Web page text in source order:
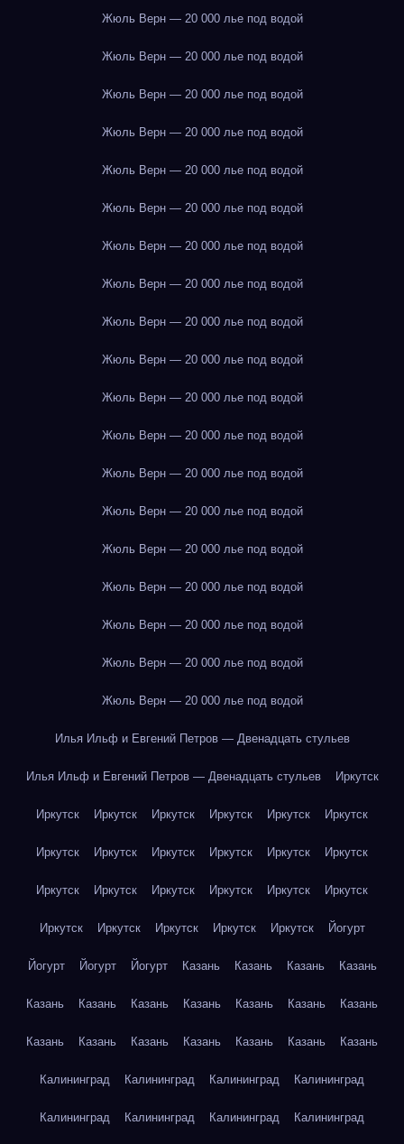
Жюль Верн — 20 000 лье под водой
Жюль Верн — 20 000 лье под водой
Жюль Верн — 20 000 лье под водой
Жюль Верн — 20 000 лье под водой
Жюль Верн — 20 000 лье под водой
Жюль Верн — 20 000 лье под водой
Жюль Верн — 20 000 лье под водой
Жюль Верн — 20 000 лье под водой
Жюль Верн — 20 000 лье под водой
Жюль Верн — 20 000 лье под водой
Жюль Верн — 20 000 лье под водой
Жюль Верн — 20 000 лье под водой
Жюль Верн — 20 000 лье под водой
Жюль Верн — 20 000 лье под водой
Жюль Верн — 20 000 лье под водой
Жюль Верн — 20 000 лье под водой
Жюль Верн — 20 000 лье под водой
Жюль Верн — 20 000 лье под водой
Жюль Верн — 20 000 лье под водой
Илья Ильф и Евгений Петров — Двенадцать стульев
Илья Ильф и Евгений Петров — Двенадцать стульев Иркутск
Иркутск Иркутск Иркутск Иркутск Иркутск Иркутск
Иркутск Иркутск Иркутск Иркутск Иркутск Иркутск
Иркутск Иркутск Иркутск Иркутск Иркутск Иркутск
Иркутск Иркутск Иркутск Иркутск Иркутск Йогурт
Йогурт Йогурт Йогурт Казань Казань Казань Казань
Казань Казань Казань Казань Казань Казань Казань
Казань Казань Казань Казань Казань Казань Казань
Калининград Калининград Калининград Калининград
Калининград Калининград Калининград Калининград